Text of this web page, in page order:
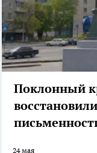
Поклонный
24 мая